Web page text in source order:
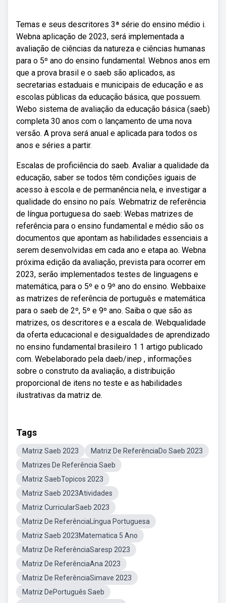
Temas e seus descritores 3ª série do ensino médio i.
Webna aplicação de 2023, será implementada a
avaliação de ciências da natureza e ciências humanas
para o 5º ano do ensino fundamental. Webnos anos em
que a prova brasil e o saeb são aplicados, as
secretarias estaduais e municipais de educação e as
escolas públicas da educação básica, que possuem.
Webo sistema de avaliação da educação básica (saeb)
completa 30 anos com o lançamento de uma nova
versão. A prova será anual e aplicada para todos os
anos e séries a partir.
Escalas de proficiência do saeb. Avaliar a qualidade da
educação, saber se todos têm condições iguais de
acesso à escola e de permanência nela, e investigar a
qualidade do ensino no país. Webmatriz de referência
de língua portuguesa do saeb: Webas matrizes de
referência para o ensino fundamental e médio são os
documentos que apontam as habilidades essenciais a
serem desenvolvidas em cada ano e etapa ao. Webna
próxima edição da avaliação, prevista para ocorrer em
2023, serão implementados testes de linguagens e
matemática, para o 5º e o 9º ano do ensino. Webbaixe
as matrizes de referência de português e matemática
para o saeb de 2º, 5º e 9º ano. Saiba o que são as
matrizes, os descritores e a escala de. Webqualidade
da oferta educacional e desigualdades de aprendizado
no ensino fundamental brasileiro 1 1 artigo publicado
com. Webelaborado pela daeb/inep , informações
sobre o construto da avaliação, a distribuição
proporcional de itens no teste e as habilidades
ilustrativas da matriz de.
Tags
Matriz Saeb 2023
Matriz De ReferênciaDo Saeb 2023
Matrizes De Referência Saeb
Matriz SaebTopicos 2023
Matriz Saeb 2023Atividades
Matriz CurricularSaeb 2023
Matriz De ReferênciaLíngua Portuguesa
Matriz Saeb 2023Matematica 5 Ano
Matriz De ReferênciaSaresp 2023
Matriz De ReferênciaAna 2023
Matriz De ReferênciaSimave 2023
Matriz DePortuguês Saeb